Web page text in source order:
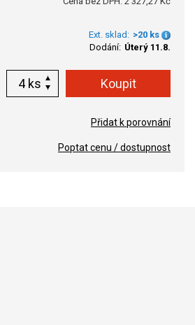
Ext. sklad: >20 ks
Dodání: Úterý 11.8.
ks
Přidat k porovnání
Poptat cenu / dostupnost